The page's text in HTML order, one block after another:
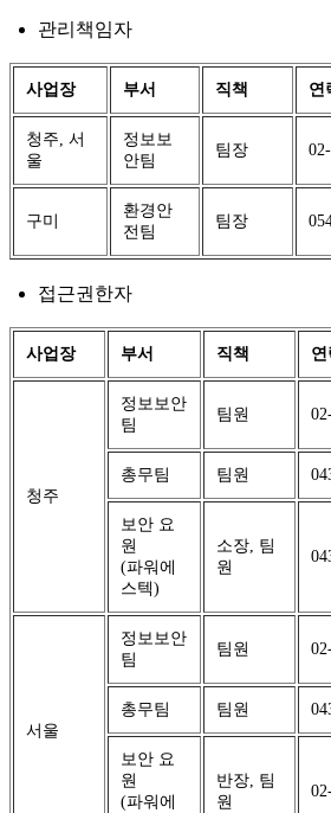
관리책임자
사업장 부서 직책 연
청주, 서
울
정보보
안팀
팀장
구미
환경안
전팀
팀장
접근권한자
사업장 부서 직책 연
청주
정보보안
팀
팀원
총무팀 팀원
보안 요
원
(파워에
스텍)
소장, 팀
원
서울
정보보안
팀
팀원
총무팀 팀원
보안 요
원
(파워에
반장, 팀
원